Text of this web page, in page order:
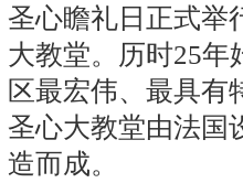
圣心瞻礼日正式举
大教堂。历时25年
区最宏伟、最具有
圣心大教堂由法国
造而成。